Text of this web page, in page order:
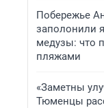
Побережье
заполонили
медузы: что
пляжами
«Заметны
Тюменцы